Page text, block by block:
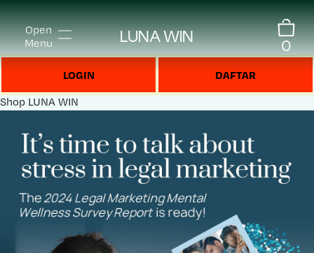
Open
Menu
LUNA WIN 0
LOGIN DAFTAR
Shop LUNA WIN